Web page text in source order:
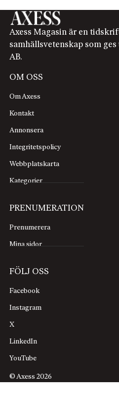
Axess Magasin är en
samhällsvetenskap som ges
AB.
OM OSS
Om Axess
Kontakt
Annonsera
Integritetspolicy
Webbplatskarta
Kategorier
PRENUMERATION
Prenumerera
Mina sidor
FÖLJ OSS
Facebook
Instagram
X
LinkedIn
YouTube
© Axess 2026